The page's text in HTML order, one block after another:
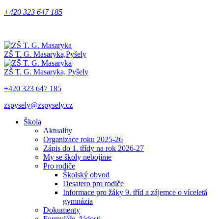
+420 323 647 185
ZŠ T. G. Masaryka,Pyšely
ZŠ T. G. Masaryka, Pyšely
+420 323 647 185
zspysely@zspysely.cz
Škola
Aktuality
Organizace roku 2025-26
Zápis do 1. třídy na rok 2026-27
My se školy nebojíme
Pro rodiče
Školský obvod
Desatero pro rodiče
Informace pro žáky 9. tříd a zájemce o víceletá
gymnázia
Dokumenty